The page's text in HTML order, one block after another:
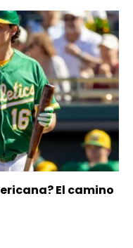
El camino